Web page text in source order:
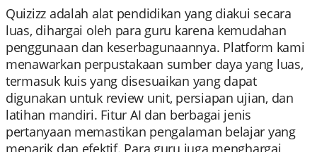
Quizizz adalah alat pendidikan yang diakui secara
luas, dihargai oleh para guru karena kemudahan
penggunaan dan keserbagunaannya. Platform kami
menawarkan perpustakaan sumber daya yang luas,
termasuk kuis yang disesuaikan yang dapat
digunakan untuk review unit, persiapan ujian, dan
latihan mandiri. Fitur AI dan berbagai jenis
pertanyaan memastikan pengalaman belajar yang
menarik dan efektif. Para guru juga menghargai